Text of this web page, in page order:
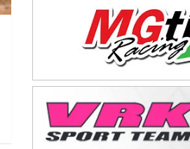
Victoria (Entre Ríos)
PATAGONICO - F6
Moto Club Reginense (Tierra)
Gral. E. Godoy (Río Negro)
Juventud Unida (Tierra)
Humboldt (Santa Fe)